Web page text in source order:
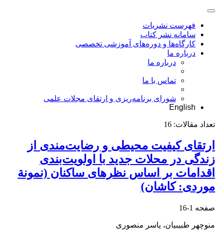
فهرست نشریات
سامانه نشر کتاب
کارگاه‌ها و دوره‌های آموزشی تخصصی
درباره ما
درباره ما
تماس با ما
شورای برنامه‌ریزی و ارتقای مجلات علمی
English
تعداد مقالات: 16
ارتقای کیفیت محیطی و رضایت‌مندی از
زندگی در محلات جدید با اولویت‌بندی
اقدامات بر اساس نظرهای ساکنان (نمونة
موردی: کاشان)
صفحه 1-16
منوچهر طبیبیان، یاسر منصوری